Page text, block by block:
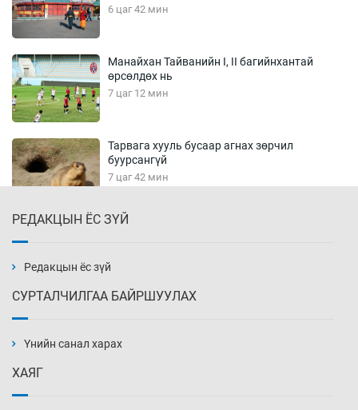
6 цаг 42 мин
Манайхан Тайванийн I, II багийнхантай
өрсөлдөх нь
7 цаг 12 мин
Тарвага хууль бусаар агнах зөрчил
буурсангүй
7 цаг 42 мин
8 цаг 12 мин
8 цаг 42 мин
РЕДАКЦЫН ЁС ЗҮЙ
Редакцын ёс зүй
СУРТАЛЧИЛГАА БАЙРШУУЛАХ
Үнийн санал харах
ХАЯГ